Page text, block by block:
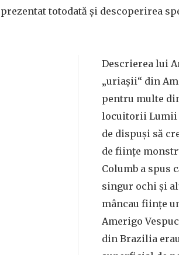
totodată şi descoperirea
Descrierea lui
„uriașii“ din
pentru multe
locuitorii Lumii
de dispuși să
de ființe
Columb a spus
singur ochi și
mâncau ființe
Amerigo
din Brazilia